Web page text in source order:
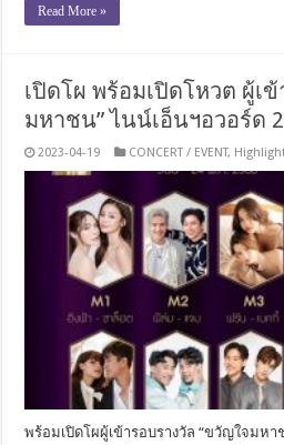
Read More »
เปิดโผ พร้อมเปิดโหวต ผู้เ
มหาชน” ไนน์เอ็นฯอวอร์ด
2023-04-19 CONCERT / EVENT,
พร้อมเปิดโผผู้เข้ารอบรางวัล “ขวัญใจมหา